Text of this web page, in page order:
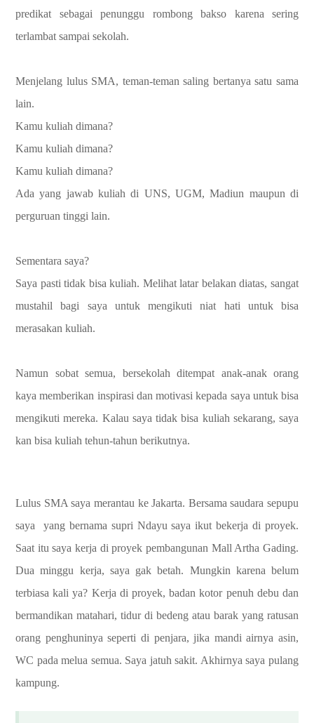
predikat sebagai penunggu rombong bakso karena sering
terlambat sampai sekolah.
Menjelang lulus SMA, teman-teman saling bertanya satu sama
lain.
Kamu kuliah dimana?
Kamu kuliah dimana?
Kamu kuliah dimana?
Ada yang jawab kuliah di UNS, UGM, Madiun maupun di
perguruan tinggi lain.
Sementara saya?
Saya pasti tidak bisa kuliah. Melihat latar belakan diatas, sangat
mustahil bagi saya untuk mengikuti niat hati untuk bisa
merasakan kuliah.
Namun sobat semua, bersekolah ditempat anak-anak orang
kaya memberikan inspirasi dan motivasi kepada saya untuk bisa
mengikuti mereka. Kalau saya tidak bisa kuliah sekarang, saya
kan bisa kuliah tehun-tahun berikutnya.
Lulus SMA saya merantau ke Jakarta. Bersama saudara sepupu
saya yang bernama supri Ndayu saya ikut bekerja di proyek.
Saat itu saya kerja di proyek pembangunan Mall Artha Gading.
Dua minggu kerja, saya gak betah. Mungkin karena belum
terbiasa kali ya? Kerja di proyek, badan kotor penuh debu dan
bermandikan matahari, tidur di bedeng atau barak yang ratusan
orang penghuninya seperti di penjara, jika mandi airnya asin,
WC pada melua semua. Saya jatuh sakit. Akhirnya saya pulang
kampung.